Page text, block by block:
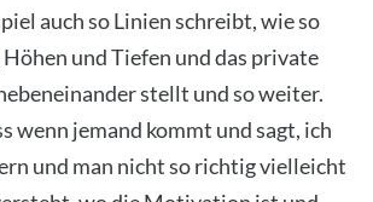
auch so Lini­en schreibt, wie so
und Tie­fen und das pri­va­te
stellt und so wei­ter.
wenn jemand kommt und sagt, ich
und man nicht so rich­tig viel­leicht